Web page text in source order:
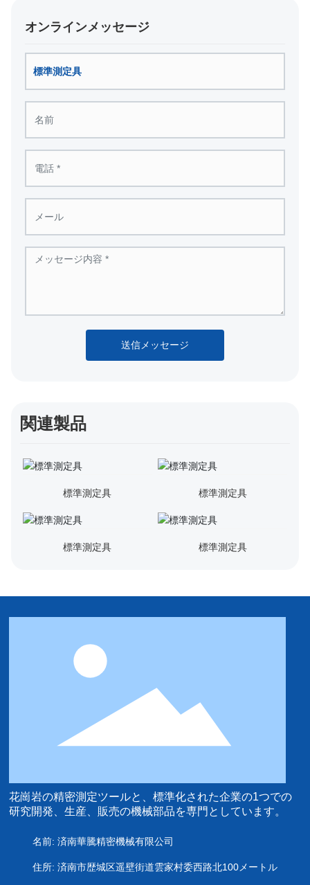
オンラインメッセージ
標準測定具
送信メッセージ
関連製品
標準測定具 標準測定具
標準測定具 標準測定具
花崗岩の精密測定ツールと、標準化された企業の1つでの
研究開発、生産、販売の機械部品を専門としています。
名前: 済南華騰精密機械有限公司
住所: 済南市歴城区遥壁街道雲家村委西路北100メートル